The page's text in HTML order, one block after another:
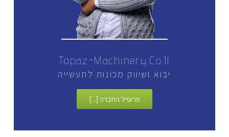
Topaz-Machinery.co.il
יבוא ושיווק מכונות לתעשייה
פרופיל החברה [...]